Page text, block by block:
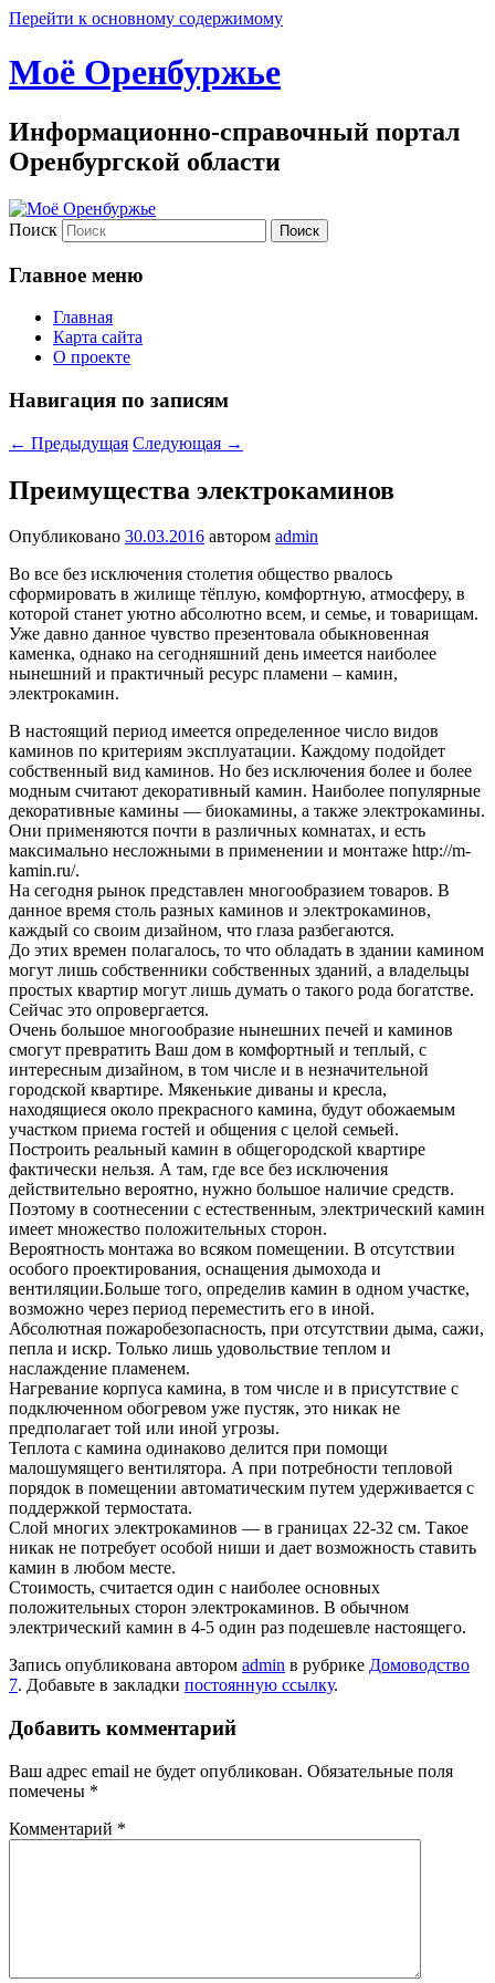
Перейти к основному содержимому
Моё Оренбуржье
Информационно-справочный портал
Оренбургской области
Поиск
Главное меню
Главная
Карта сайта
О проекте
Навигация по записям
← Предыдущая Следующая →
Преимущества электрокаминов
Опубликовано 30.03.2016 автором admin
Во все без исключения столетия общество рвалось
сформировать в жилище тёплую, комфортную, атмосферу, в
которой станет уютно абсолютно всем, и семье, и товарищам.
Уже давно данное чувство презентовала обыкновенная
каменка, однако на сегодняшний день имеется наиболее
нынешний и практичный ресурс пламени – камин,
электрокамин.
В настоящий период имеется определенное число видов
каминов по критериям эксплуатации. Каждому подойдет
собственный вид каминов. Но без исключения более и более
модным считают декоративный камин. Наиболее популярные
декоративные камины — биокамины, а также электрокамины.
Они применяются почти в различных комнатах, и есть
максимально несложными в применении и монтаже http://m-
kamin.ru/.
На сегодня рынок представлен многообразием товаров. В
данное время столь разных каминов и электрокаминов,
каждый со своим дизайном, что глаза разбегаются.
До этих времен полагалось, то что обладать в здании камином
могут лишь собственники собственных зданий, а владельцы
простых квартир могут лишь думать о такого рода богатстве.
Сейчас это опровергается.
Очень большое многообразие нынешних печей и каминов
смогут превратить Ваш дом в комфортный и теплый, с
интересным дизайном, в том числе и в незначительной
городской квартире. Мякенькие диваны и кресла,
находящиеся около прекрасного камина, будут обожаемым
участком приема гостей и общения с целой семьей.
Построить реальный камин в общегородской квартире
фактически нельзя. А там, где все без исключения
действительно вероятно, нужно большое наличие средств.
Поэтому в соотнесении с естественным, электрический камин
имеет множество положительных сторон.
Вероятность монтажа во всяком помещении. В отсутствии
особого проектирования, оснащения дымохода и
вентиляции.Больше того, определив камин в одном участке,
возможно через период переместить его в иной.
Абсолютная пожаробезопасность, при отсутствии дыма, сажи,
пепла и искр. Только лишь удовольствие теплом и
наслаждение пламенем.
Нагревание корпуса камина, в том числе и в присутствие с
подключенном обогревом уже пустяк, это никак не
предполагает той или иной угрозы.
Теплота с камина одинаково делится при помощи
малошумящего вентилятора. А при потребности тепловой
порядок в помещении автоматическим путем удерживается с
поддержкой термостата.
Слой многих электрокаминов — в границах 22-32 см. Такое
никак не потребует особой ниши и дает возможность ставить
камин в любом месте.
Стоимость, считается один с наиболее основных
положительных сторон электрокаминов. В обычном
электрический камин в 4-5 один раз подешевле настоящего.
Запись опубликована автором admin в рубрике Домоводство
7. Добавьте в закладки постоянную ссылку.
Добавить комментарий
Ваш адрес email не будет опубликован. Обязательные поля
помечены *
Комментарий *